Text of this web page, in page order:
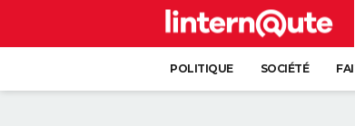
POLITIQUE SOCIÉTÉ